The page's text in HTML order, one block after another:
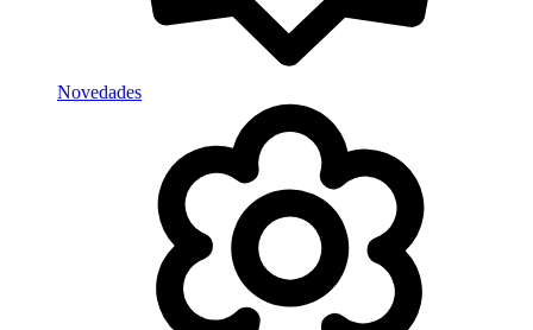
Novedades